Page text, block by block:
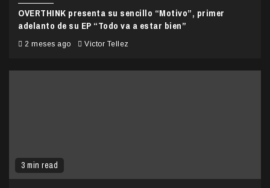
OVERTHINK presenta su sencillo “Motivo”, primer
adelanto de su EP “Todo va a estar bien”
2 meses ago Victor Tellez
3 min read